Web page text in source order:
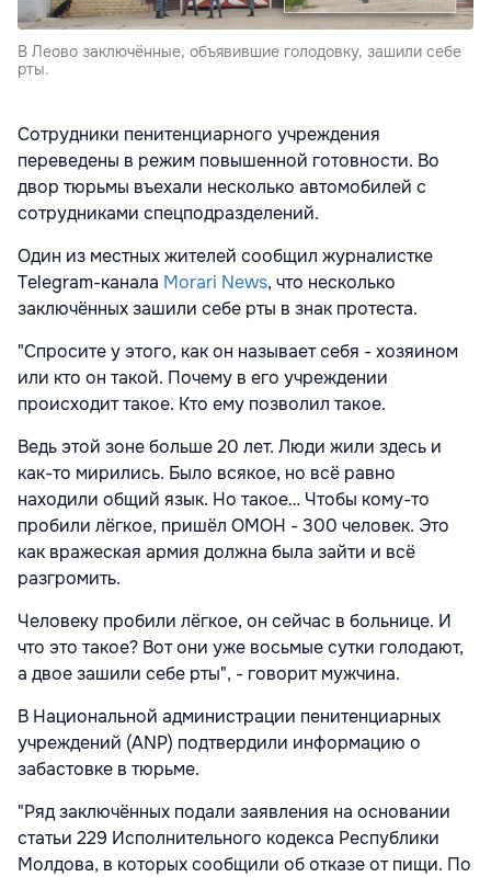
В Леово заключённые, объявившие голодовку, зашили себе
рты.
Сотрудники пенитенциарного учреждения
переведены в режим повышенной готовности. Во
двор тюрьмы въехали несколько автомобилей с
сотрудниками спецподразделений.
Один из местных жителей сообщил журналистке
Telegram-канала Morari News, что несколько
заключённых зашили себе рты в знак протеста.
"Спросите у этого, как он называет себя - хозяином
или кто он такой. Почему в его учреждении
происходит такое. Кто ему позволил такое.
Ведь этой зоне больше 20 лет. Люди жили здесь и
как-то мирились. Было всякое, но всё равно
находили общий язык. Но такое… Чтобы кому-то
пробили лёгкое, пришёл ОМОН - 300 человек. Это
как вражеская армия должна была зайти и всё
разгромить.
Человеку пробили лёгкое, он сейчас в больнице. И
что это такое? Вот они уже восьмые сутки голодают,
а двое зашили себе рты", - говорит мужчина.
В Национальной администрации пенитенциарных
учреждений (ANP) подтвердили информацию о
забастовке в тюрьме.
"Ряд заключённых подали заявления на основании
статьи 229 Исполнительного кодекса Республики
Молдова, в которых сообщили об отказе от пищи. По